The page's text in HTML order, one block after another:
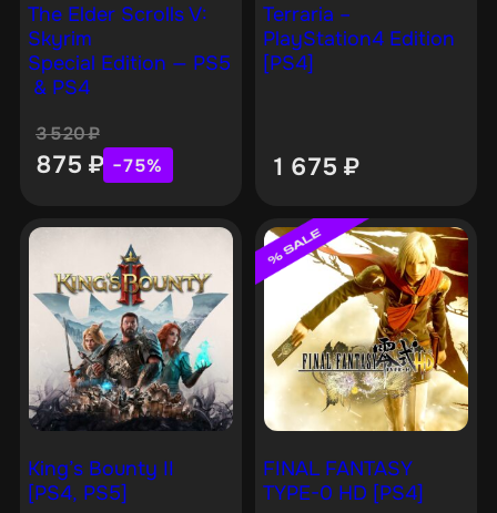
The Elder Scrolls V:
Skyrim
Special Edition — PS5
& PS4
3 520₽
875 ₽ −75%
Terraria –
PlayStation4 Edition
[PS4]
1 675 ₽
King’s Bounty II
[PS4, PS5]
FINAL FANTASY
TYPE-0 HD [PS4]